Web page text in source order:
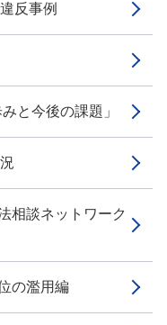
反事例
と今後の課題」
相談ネットワーク
の濫用編